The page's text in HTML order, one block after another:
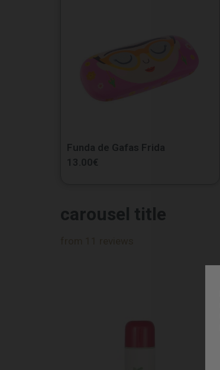
Funda de Gafas Frida
13.00€
carousel title